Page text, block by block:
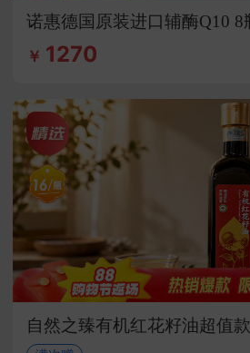
诺惠德国原装进口辅酶Q10 8瓶会员惠享组·诺
惠德国原装进口辅酶Q10
￥ 1270
自然之臻有机红花籽油超值款